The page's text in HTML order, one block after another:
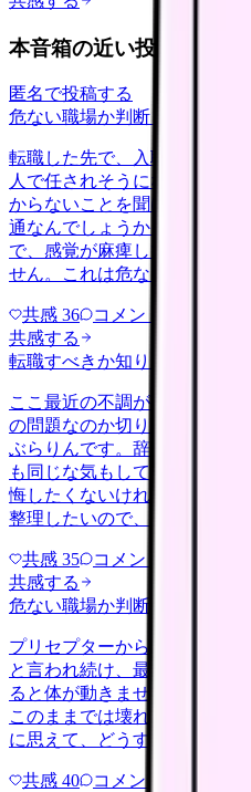
本音箱の近い投稿
匿名で投稿する
危ない職場か判断してほしい
転職した先で、入職して二ヶ
人で任されそうになっていま
からないことを聞ける相手も
通なんでしょうか。 前の職
で、感覚が麻痺しているのか
せん。これは危ない環境なの
共感 36 コメント
共感する
転職すべきか知りたい
ここ最近の不調が、職場の環
の問題なのか切り分けられず
ぶらりんです。辞めれば楽に
も同じな気もして、決め手が
悔したくないけれど、このま
整理したいので、判断材料の
共感 35 コメント
共感する
危ない職場か判断してほしい
プリセプターから毎日のよう
と言われ続け、最近は職場が
ると体が動きません。食事も
このままでは壊れてしまう気
に思えて、どうすればいいの
共感 40 コメント